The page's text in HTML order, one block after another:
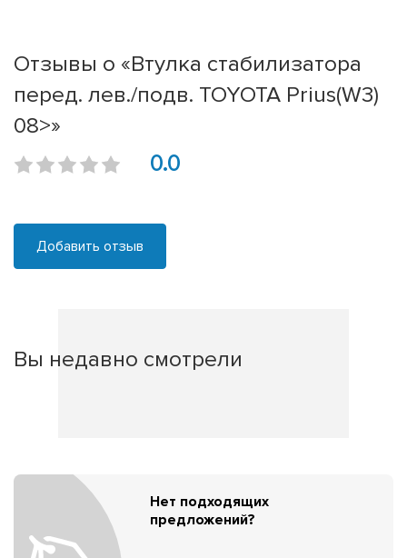
Отзывы о «Втулка стабилизатора
перед. лев./подв. TOYOTA Prius(W3)
08>»
0.0
Добавить отзыв
Вы недавно смотрели
Нет подходящих
предложений?